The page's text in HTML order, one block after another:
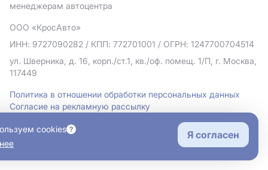
менеджерам автоцентра
ООО «КросАвто»
ИНН: 9727090282 / КПП: 772701001 / ОГРН: 1247700704514
ул. Шверника, д. 16, корп./ст.1, кв./оф. помещ. 1/П, г. Москва,
117449
Политика в отношении обработки персональных данных
Согласие на рекламную рассылку
cookies
Я согласен